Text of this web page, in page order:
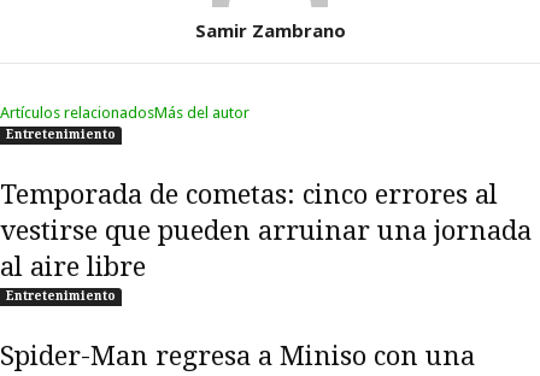
Samir Zambrano
Artículos relacionadosMás del autor
Entretenimiento
Temporada de cometas: cinco errores al
vestirse que pueden arruinar una jornada
al aire libre
Entretenimiento
Spider-Man regresa a Miniso con una